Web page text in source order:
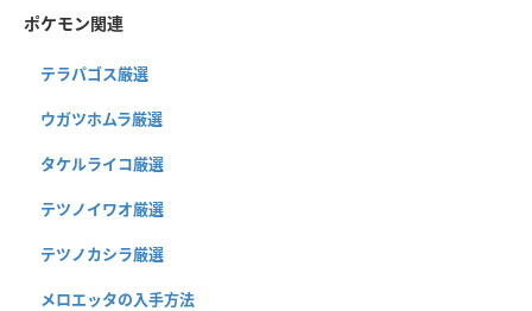
ポケモン関連
テラパゴス厳選
ウガツホムラ厳選
タケルライコ厳選
テツノイワオ厳選
テツノカシラ厳選
メロエッタの入手方法